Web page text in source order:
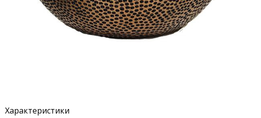
Характеристики